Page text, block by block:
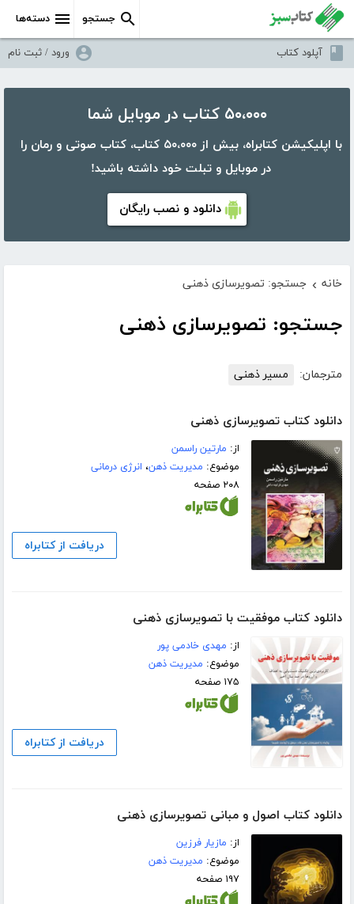
دسته‌ها جستجو
آپلود کتاب ورود / ثبت نام
۵۰،۰۰۰ کتاب در موبایل شما
با اپلیکیشن کتابراه، بیش از ۵۰،۰۰۰ کتاب، کتاب صوتی و رمان را
در موبایل و تبلت خود داشته باشید!
دانلود و نصب رایگان
خانه › جستجو: تصویرسازی ذهنی
جستجو: تصویرسازی ذهنی
مترجمان: مسیر ذهنی
دانلود کتاب تصویرسازی ذهنی
از: مارتین راسمن
موضوع: مدیریت ذهن، انرژی درمانی
۲۰۸ صفحه
دریافت از کتابراه
دانلود کتاب موفقیت با تصویرسازی ذهنی
از: مهدی خادمی پور
موضوع: مدیریت ذهن
۱۷۵ صفحه
دریافت از کتابراه
دانلود کتاب اصول و مبانی تصویرسازی ذهنی
از: مازیار فرزین
موضوع: مدیریت ذهن
۱۹۷ صفحه